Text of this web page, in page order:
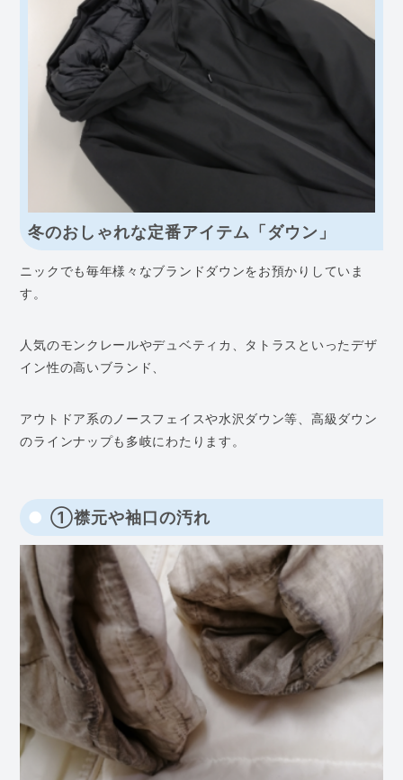
冬のおしゃれな定番アイテム「ダウン」
ニックでも毎年様々なブランドダウンをお預かりしていま
す。
人気のモンクレールやデュベティカ、タトラスといったデザ
イン性の高いブランド、
アウトドア系のノースフェイスや水沢ダウン等、高級ダウン
のラインナップも多岐にわたります。
①襟元や袖口の汚れ